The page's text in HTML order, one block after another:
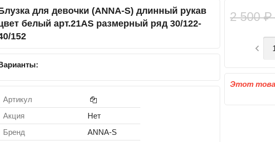
для девочки (ANNA-S) длинный рукав
белый арт.21AS размерный ряд 30/122-
152
Артикул
Акция
Нет
Бренд
ANNA-S
2 500₽

Этот